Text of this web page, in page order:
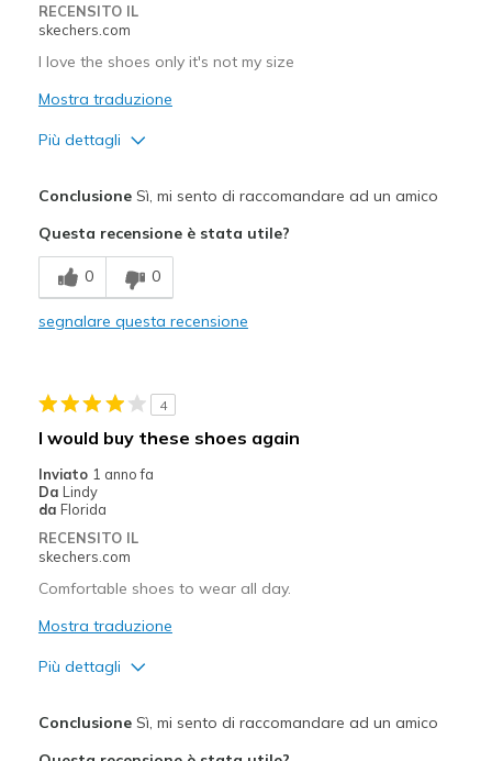
RECENSITO IL
skechers.com
I love the shoes only it's not my size
Mostra traduzione
Più dettagli
Migliori Utilizzi:
Casual Wear
ConclusioneSì, mi sento di raccomandare ad un amico
Questa recensione è stata utile?
0 0
segnalare questa recensione
4
I would buy these shoes again
Inviato 1 anno fa
Da Lindy
da Florida
RECENSITO IL
skechers.com
Comfortable shoes to wear all day.
Mostra traduzione
Più dettagli
ConclusioneSì, mi sento di raccomandare ad un amico